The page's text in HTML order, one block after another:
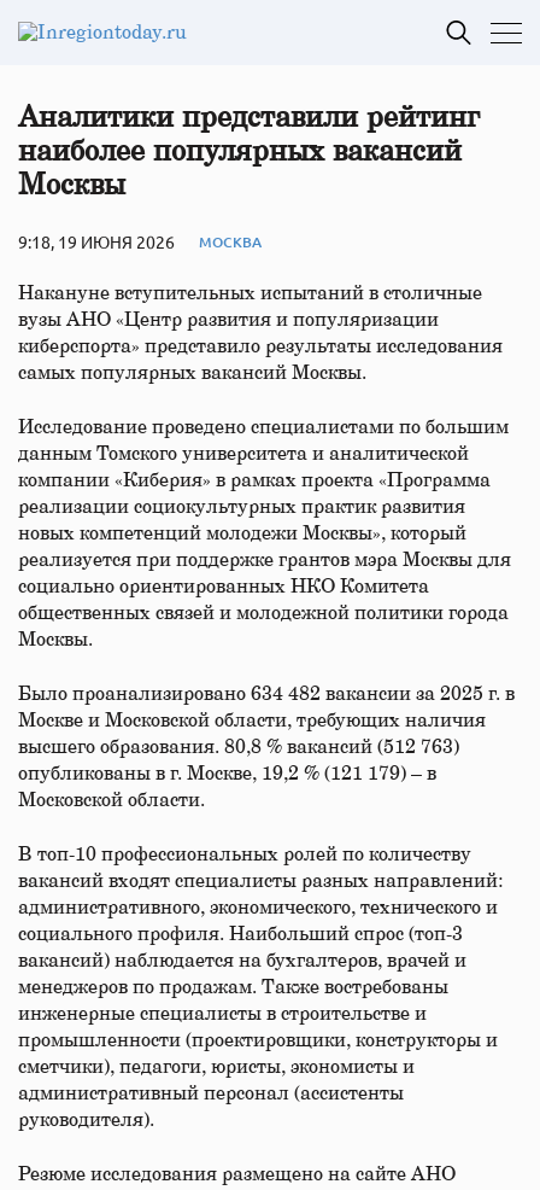
Аналитики представили рейтинг
наиболее популярных вакансий
Москвы
9:18, 19 ИЮНЯ 2026 МОСКВА
Накануне вступительных испытаний в столичные
вузы АНО «Центр развития и популяризации
киберспорта» представило результаты исследования
самых популярных вакансий Москвы.
Исследование проведено специалистами по большим
данным Томского университета и аналитической
компании «Киберия» в рамках проекта «Программа
реализации социокультурных практик развития
новых компетенций молодежи Москвы», который
реализуется при поддержке грантов мэра Москвы для
социально ориентированных НКО Комитета
общественных связей и молодежной политики города
Москвы.
Было проанализировано 634 482 вакансии за 2025 г. в
Москве и Московской области, требующих наличия
высшего образования. 80,8 % вакансий (512 763)
опубликованы в г. Москве, 19,2 % (121 179) – в
Московской области.
В топ-10 профессиональных ролей по количеству
вакансий входят специалисты разных направлений:
административного, экономического, технического и
социального профиля. Наибольший спрос (топ-3
вакансий) наблюдается на бухгалтеров, врачей и
менеджеров по продажам. Также востребованы
инженерные специалисты в строительстве и
промышленности (проектировщики, конструкторы и
сметчики), педагоги, юристы, экономисты и
административный персонал (ассистенты
руководителя).
Резюме исследования размещено на сайте АНО